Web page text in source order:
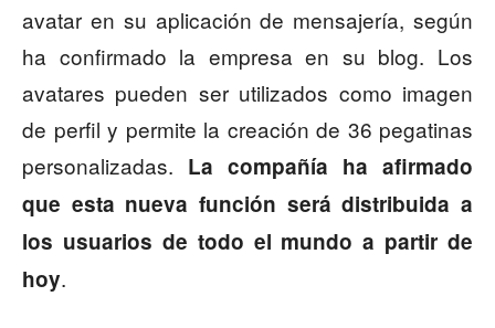
avatar en su aplicación de mensajería, según
ha confirmado la empresa en su blog. Los
avatares pueden ser utilizados como imagen
de perfil y permite la creación de 36 pegatinas
personalizadas. La compañía ha afirmado
que esta nueva función será distribuida a
los usuarios de todo el mundo a partir de
hoy.